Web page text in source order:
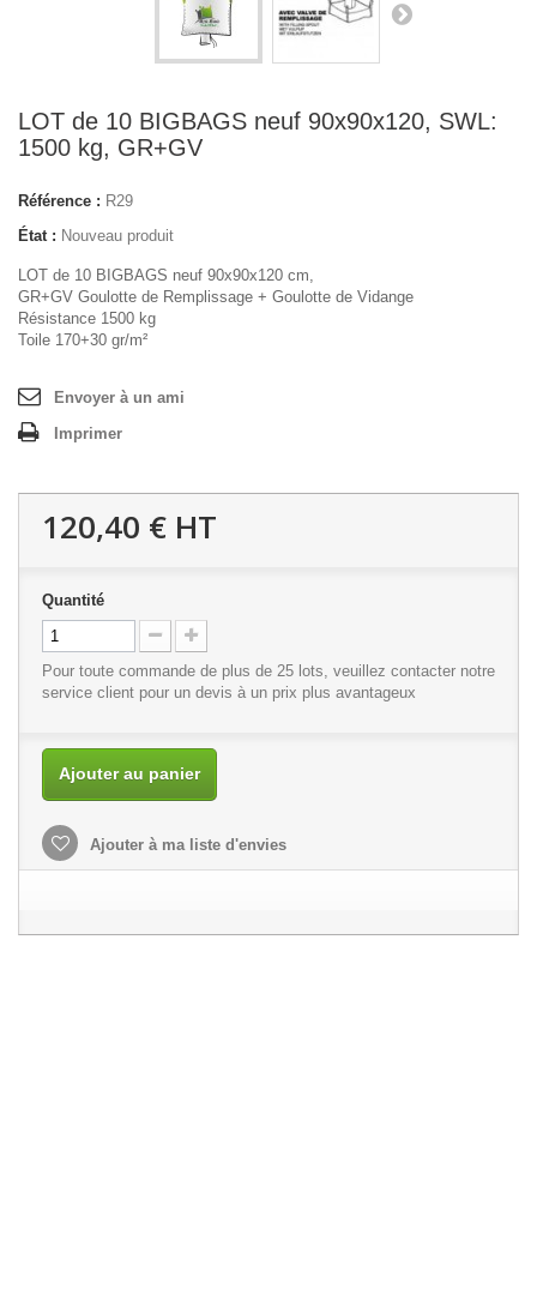
LOT de 10 BIGBAGS neuf 90x90x120, SWL:
1500 kg, GR+GV
Référence : R29
État : Nouveau produit
LOT de 10 BIGBAGS neuf 90x90x120 cm,
GR+GV Goulotte de Remplissage + Goulotte de Vidange
Résistance 1500 kg
Toile 170+30 gr/m²
Envoyer à un ami
Imprimer
120,40 € HT
Quantité
Pour toute commande de plus de 25 lots, veuillez contacter notre
service client pour un devis à un prix plus avantageux
Ajouter au panier
Ajouter à ma liste d'envies